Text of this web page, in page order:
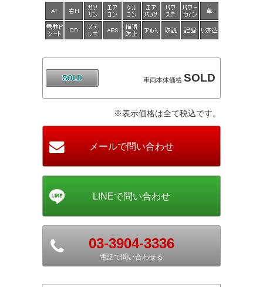
車両本体価格 SOLD
※表示価格は全て税込です。
03-3904-3336
電話で問い合わせる